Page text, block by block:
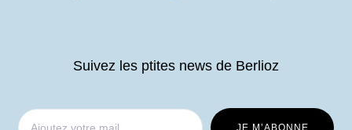
Suivez les ptites news de Berlioz